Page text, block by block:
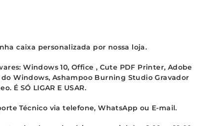
caixa personalizada por nossa loja.
Windows 10, Office , Cute PDF Printer, Adobe
Windows, Ashampoo Burning Studio Gravador
É SÓ LIGAR E USAR.
Técnico via telefone, WhatsApp ou E-mail.